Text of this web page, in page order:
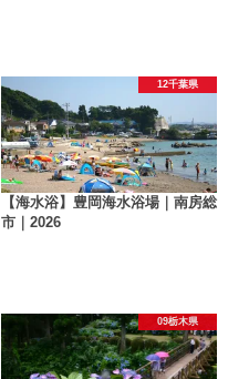
12千葉県
【海水浴】豊岡海水浴場｜南房総
市｜2026
09栃木県